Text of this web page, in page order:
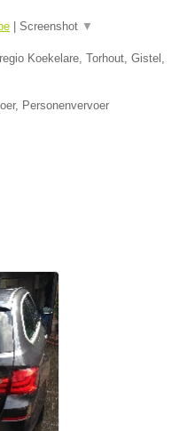
Screenshot ▼
Koekelare, Torhout, Gistel,
Personenvervoer